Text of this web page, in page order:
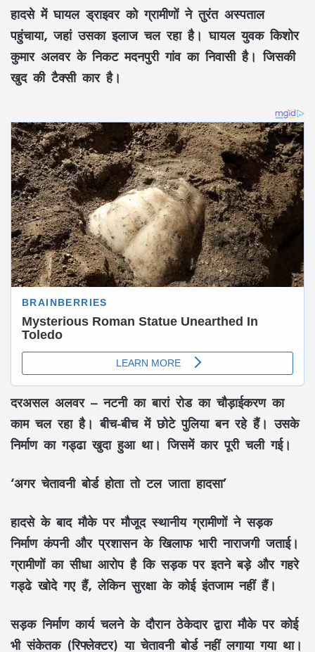
हादसे में घायल ड्राइवर को ग्रामीणों ने तुरंत अस्पताल
पहुंचाया, जहां उसका इलाज चल रहा है। घायल युवक किशोर
कुमार अलवर के निकट मदनपुरी गांव का निवासी है। जिसकी
खुद की टैक्सी कार है।
दरअसल अलवर – नटनी का बारां रोड का चौड़ाईकरण का
काम चल रहा है। बीच-बीच में छोटे पुलिया बन रहे हैं। उसके
निर्माण का गड्ढा खुदा हुआ था। जिसमें कार पूरी चली गई।
‘अगर चेतावनी बोर्ड होता तो टल जाता हादसा’
हादसे के बाद मौके पर मौजूद स्थानीय ग्रामीणों ने सड़क
निर्माण कंपनी और प्रशासन के खिलाफ भारी नाराजगी जताई।
ग्रामीणों का सीधा आरोप है कि सड़क पर इतने बड़े और गहरे
गड्ढे खोदे गए हैं, लेकिन सुरक्षा के कोई इंतजाम नहीं हैं।
सड़क निर्माण कार्य चलने के दौरान ठेकेदार द्वारा मौके पर कोई
भी संकेतक (रिफ्लेक्टर) या चेतावनी बोर्ड नहीं लगाया गया था।